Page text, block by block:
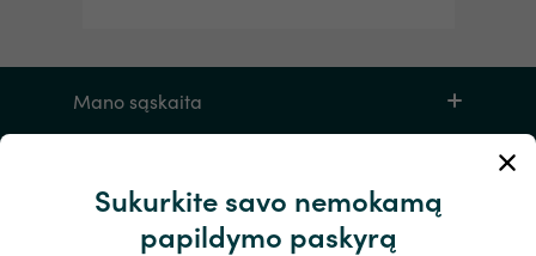
Sukurkite savo nemokamą
papildymo paskyrą
Mano sąskaita
Produktų